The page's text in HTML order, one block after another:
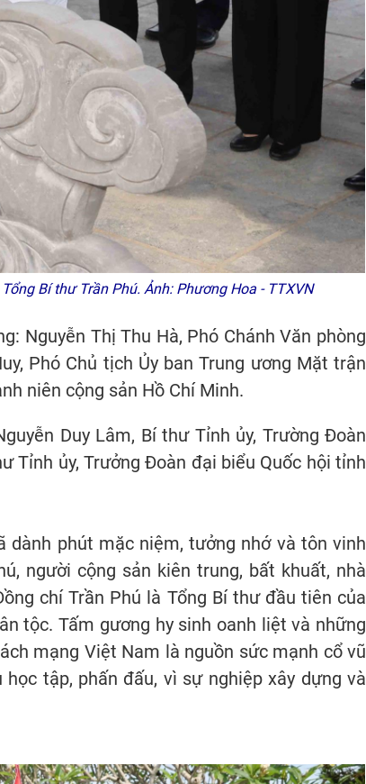
Bí thư Trần Phú. Ảnh: Phương Hoa - TTXVN
Nguyễn Thị Thu Hà, Phó Chánh Văn phòng
Phó Chủ tịch Ủy ban Trung ương Mặt trận
niên cộng sản Hồ Chí Minh.
Duy Lâm, Bí thư Tỉnh ủy, Trường Đoàn
Tỉnh ủy, Trưởng Đoàn đại biểu Quốc hội tỉnh
phút mặc niệm, tưởng nhớ và tôn vinh
người cộng sản kiên trung, bất khuất, nhà
chí Trần Phú là Tổng Bí thư đầu tiên của
tộc. Tấm gương hy sinh oanh liệt và những
mạng Việt Nam là nguồn sức mạnh cổ vũ
tập, phấn đấu, vì sự nghiệp xây dựng và